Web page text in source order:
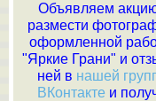
Объявляем
размести
оформленной
"Яркие Грани" и
ней в нашей
ВКонтакте и